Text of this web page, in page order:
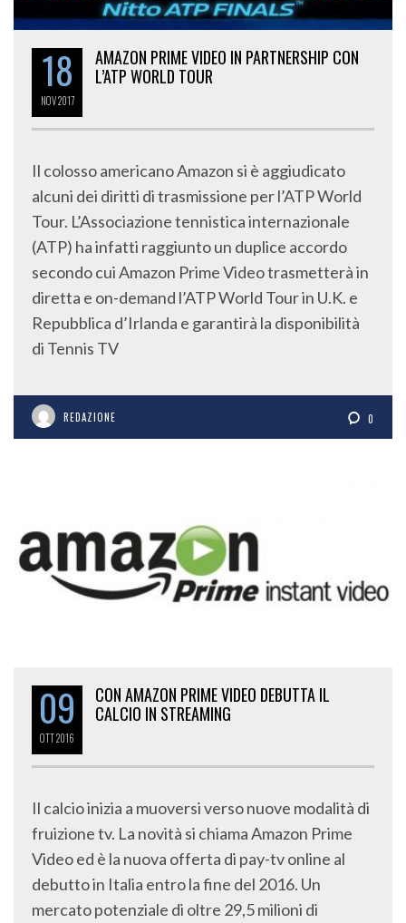
18
NOV2017
AMAZON PRIME VIDEO IN PARTNERSHIP CON
L’ATP WORLD TOUR
Il colosso americano Amazon si è aggiudicato
alcuni dei diritti di trasmissione per l’ATP World
Tour. L’Associazione tennistica internazionale
(ATP) ha infatti raggiunto un duplice accordo
secondo cui Amazon Prime Video trasmetterà in
diretta e on-demand l’ATP World Tour in U.K. e
Repubblica d’Irlanda e garantirà la disponibilità
di Tennis TV
REDAZIONE 0
09
OTT2016
CON AMAZON PRIME VIDEO DEBUTTA IL
CALCIO IN STREAMING
Il calcio inizia a muoversi verso nuove modalità di
fruizione tv. La novità si chiama Amazon Prime
Video ed è la nuova offerta di pay-tv online al
debutto in Italia entro la fine del 2016. Un
mercato potenziale di oltre 29,5 milioni di